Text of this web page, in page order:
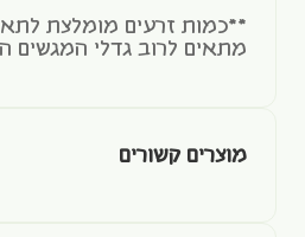
**כמות זרעים מומלצת
מתאים לרוב גדלי המגשים
מוצרים קשורים